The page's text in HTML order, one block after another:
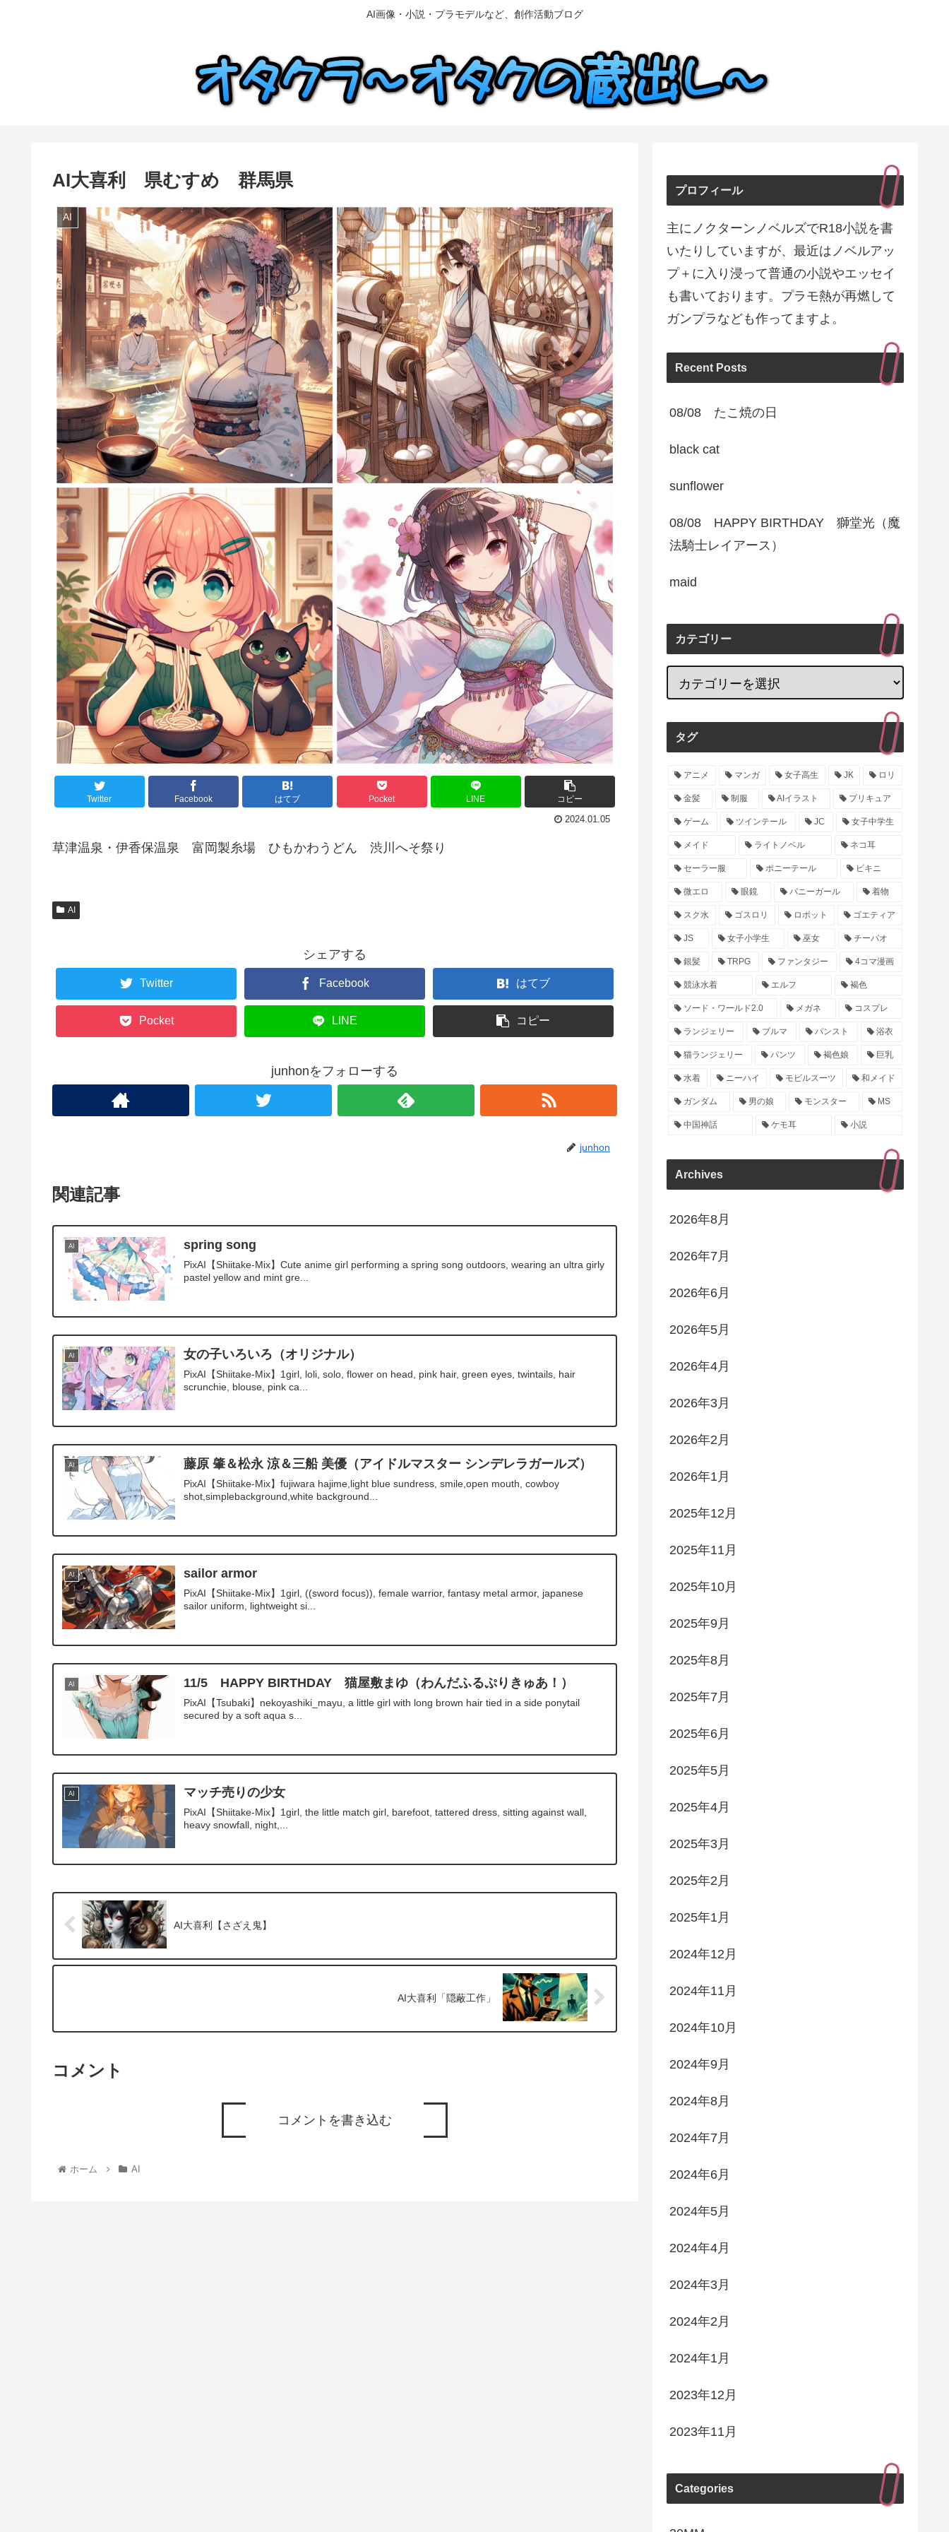
AI画像・小説・プラモデルなど、創作活動ブログ
AI大喜利 県むすめ 群馬県
AI
Twitter Facebook はてブ Pocket LINE コピー
2024.01.05
草津温泉・伊香保温泉 富岡製糸場 ひもかわうどん 渋川へそ祭り
AI
シェアする
Twitter Facebook はてブ
Pocket LINE コピー
junhonをフォローする
junhon
関連記事
AI spring song
PixAI【Shiitake-Mix】Cute anime girl performing a spring song outdoors, wearing an ultra girly
pastel yellow and mint gre...
AI 女の子いろいろ（オリジナル）
PixAI【Shiitake-Mix】1girl, loli, solo, flower on head, pink hair, green eyes, twintails, hair
scrunchie, blouse, pink ca...
AI 藤原 肇＆松永 涼＆三船 美優（アイドルマスター シンデレラガールズ）
PixAI【Shiitake-Mix】fujiwara hajime,light blue sundress, smile,open mouth, cowboy
shot,simplebackground,white background...
AI sailor armor
PixAI【Shiitake-Mix】1girl, ((sword focus)), female warrior, fantasy metal armor, japanese
sailor uniform, lightweight si...
AI 11/5 HAPPY BIRTHDAY 猫屋敷まゆ（わんだふるぷりきゅあ！）
PixAI【Tsubaki】nekoyashiki_mayu, a little girl with long brown hair tied in a side ponytail
secured by a soft aqua s...
AI マッチ売りの少女
PixAI【Shiitake-Mix】1girl, the little match girl, barefoot, tattered dress, sitting against wall,
heavy snowfall, night,...
AI大喜利【さざえ鬼】
AI大喜利「隠蔽工作」
コメント
コメントを書き込む
ホーム AI
プロフィール
主にノクターンノベルズでR18小説を書
いたりしていますが、最近はノベルアッ
プ＋に入り浸って普通の小説やエッセイ
も書いております。プラモ熱が再燃して
ガンプラなども作ってますよ。
Recent Posts
08/08 たこ焼の日
black cat
sunflower
08/08 HAPPY BIRTHDAY 獅堂光（魔
法騎士レイアース）
maid
カテゴリー
タグ
アニメ マンガ 女子高生 JK ロリ
金髪 制服 AIイラスト プリキュア
ゲーム ツインテール JC 女子中学生
メイド ライトノベル ネコ耳
セーラー服 ポニーテール ビキニ
微エロ 眼鏡 バニーガール 着物
スク水 ゴスロリ ロボット ゴエティア
JS 女子小学生 巫女 チーパオ
銀髪 TRPG ファンタジー 4コマ漫画
競泳水着 エルフ 褐色
ソード・ワールド2.0 メガネ コスプレ
ランジェリー ブルマ パンスト 浴衣
猫ランジェリー パンツ 褐色娘 巨乳
水着 ニーハイ モビルスーツ 和メイド
ガンダム 男の娘 モンスター MS
中国神話 ケモ耳 小説
Archives
2026年8月
2026年7月
2026年6月
2026年5月
2026年4月
2026年3月
2026年2月
2026年1月
2025年12月
2025年11月
2025年10月
2025年9月
2025年8月
2025年7月
2025年6月
2025年5月
2025年4月
2025年3月
2025年2月
2025年1月
2024年12月
2024年11月
2024年10月
2024年9月
2024年8月
2024年7月
2024年6月
2024年5月
2024年4月
2024年3月
2024年2月
2024年1月
2023年12月
2023年11月
Categories